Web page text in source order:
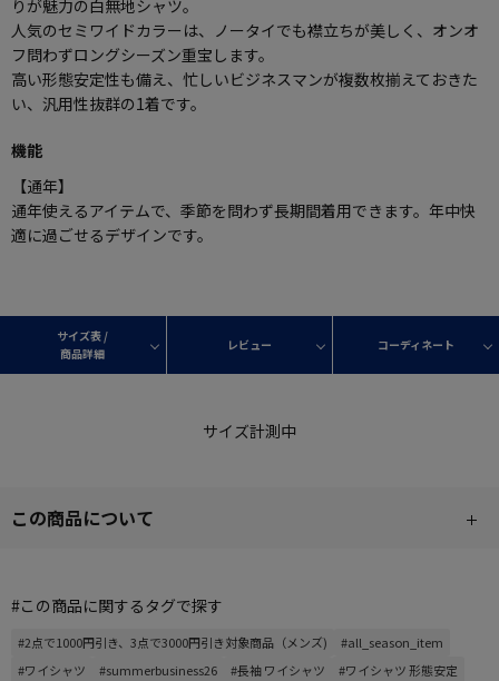
りが魅力の白無地シャツ。
人気のセミワイドカラーは、ノータイでも襟立ちが美しく、オンオ
フ問わずロングシーズン重宝します。
高い形態安定性も備え、忙しいビジネスマンが複数枚揃えておきた
い、汎用性抜群の1着です。
機能
【通年】
通年使えるアイテムで、季節を問わず長期間着用できます。年中快
適に過ごせるデザインです。
サイズ表 /
商品詳細
レビュー コーディネート
サイズ計測中
この商品について
#この商品に関するタグで探す
#2点で1000円引き、3点で3000円引き対象商品（メンズ)
#all_season_item
#ワイシャツ
#summerbusiness26 #長袖 ワイシャツ
#ワイシャツ 形態安定